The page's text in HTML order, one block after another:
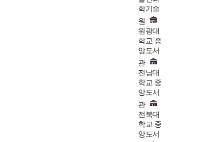
학기술
원
원광대
학교 중
앙도서
관
전남대
학교 중
앙도서
관
전북대
학교 중
앙도서